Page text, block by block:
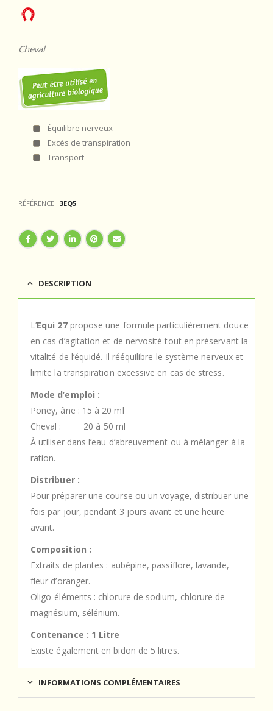
Cheval
Équilibre nerveux
Excès de transpiration
Transport
RÉFÉRENCE : 3EQ5
DESCRIPTION
L’Equi 27propose une formule particulièrement douce
en cas d’agitation et de nervosité tout en préservant la
vitalité de l’équidé. Il rééquilibre le système nerveux et
limite la transpiration excessive en cas de stress.
Mode d’emploi :
Poney, âne : 15 à 20 ml
Cheval : 20 à 50 ml
À utiliser dans l’eau d’abreuvement ou à mélanger à la
ration.
Distribuer :
Pour préparer une course ou un voyage, distribuer une
fois par jour, pendant 3 jours avant et une heure
avant.
Composition :
Extraits de plantes : aubépine, passiflore, lavande,
fleur d’oranger.
Oligo-éléments : chlorure de sodium, chlorure de
magnésium, sélénium.
Contenance : 1 Litre
Existe également en bidon de 5 litres.
INFORMATIONS COMPLÉMENTAIRES